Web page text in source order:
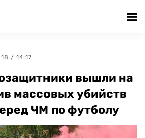
/ 14:17
вышли на
массовых убийств
ЧМ по футболу